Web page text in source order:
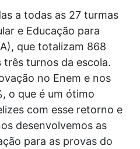
a todas as 27 turmas
e Educação para
que totalizam 868
turnos da escola.
no Enem e nos
o que é um ótimo
com esse retorno e
desenvolvemos as
para as provas do